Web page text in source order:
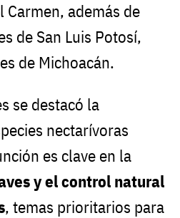
Carmen, además de
de San Luis Potosí,
de Michoacán.
se destacó la
nectarívoras
es clave en la
y el control natural
, temas prioritarios para